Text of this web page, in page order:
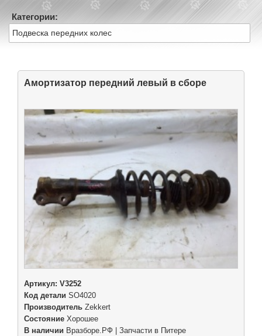
Категории:
Подвеска передних колес
Амортизатор передний левый в сборе
Артикул: V3252
Код детали SO4020
Производитель Zekkert
Состояние Хорошее
В наличии Вразборе.РФ | Запчасти в Питере